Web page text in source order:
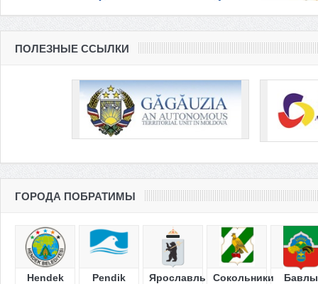
ПОЛЕЗНЫЕ ССЫЛКИ
ГОРОДА ПОБРАТИМЫ
Hendek Pendik Ярославль Сокольники Бавлы